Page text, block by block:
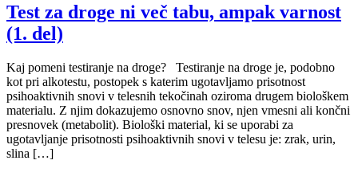
Test za droge ni več tabu, ampak varnost
(1. del)
Kaj pomeni testiranje na droge? Testiranje na droge je, podobno
kot pri alkotestu, postopek s katerim ugotavljamo prisotnost
psihoaktivnih snovi v telesnih tekočinah oziroma drugem biološkem
materialu. Z njim dokazujemo osnovno snov, njen vmesni ali končni
presnovek (metabolit). Biološki material, ki se uporabi za
ugotavljanje prisotnosti psihoaktivnih snovi v telesu je: zrak, urin,
slina […]